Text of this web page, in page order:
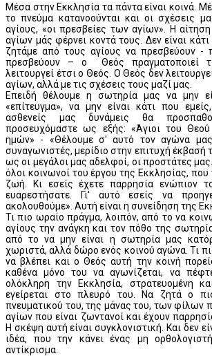
Μέσα στην Εκκλησία τα πάντα είναι κοινά.
το πνεύμα κατανοούνται και οι σχέσεις
αγίους, «οι πρεσβείες των αγίων». Η
αγίων μάς φέρνει κοντά τους. Δεν είναι
ζητάμε από τους αγίους να πρεσβεύουν -
πρεσβεύουν – ο Θεός πραγματοποιεί
λειτουργεί έτσι ο Θεός. Ο Θεός δεν
αγίων, αλλά με τις σχέσεις τους μαζί μας.
Επειδή θέλουμε η σωτηρία μας να μην
«επίτευγμα», να μην είναι κάτι που
ασθενείς μας δυνάμεις θα
προσευχόμαστε ως εξής: «Άγιοι του
ημών» - «Θέλουμε σ' αυτό τον αγώνα μας
συναγωνιστές, μερίδιο στην επιτυχή έκβασή
ως οι μεγάλοι μας αδελφοί, οι προστάτες
όλοι κοινωνοί του έργου της Εκκλησίας, που
ζωή. Κι εσείς έχετε παρρησία ενώπιον
ευαρεστήσατε. Γι' αυτό εσείς να
ακολουθούμε». Αυτή είναι η συνείδηση της
Τι πιο ωραίο πράγμα, λοιπόν, από το να
αγίους την ανάγκη και τον πόθο της
από το να μην είναι η σωτηρία μας
χωριστά, αλλά δώρο ενός κοινού αγώνα. Τι
να βλέπει και ο Θεός αυτή την κοινή
καθένα μόνο του να αγωνίζεται, να
ολόκληρη την Εκκλησία, στρατευομένη
εγείρεται στο πλευρό του. Να ζητά ο
πνευματικού του, της μάνας του, των φίλων
αγίων που είναι ζωντανοί και έχουν
Η σκέψη αυτή είναι συγκλονιστική. Και δεν
ιδέα, που την κάνει ένας μη
αντίκρισμα.